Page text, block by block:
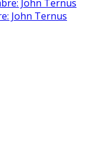
John Ternus